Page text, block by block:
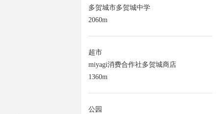
多贺城市多贺城中学
2060m
超市
miyagi消费合作社多贺城商店
1360m
公园